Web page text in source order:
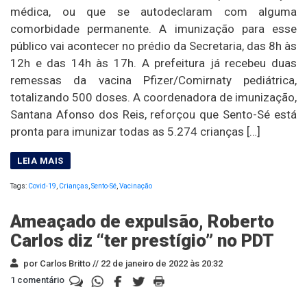
médica, ou que se autodeclaram com alguma
comorbidade permanente. A imunização para esse
público vai acontecer no prédio da Secretaria, das 8h às
12h e das 14h às 17h. A prefeitura já recebeu duas
remessas da vacina Pfizer/Comirnaty pediátrica,
totalizando 500 doses. A coordenadora de imunização,
Santana Afonso dos Reis, reforçou que Sento-Sé está
pronta para imunizar todas as 5.274 crianças […]
Tags: Covid-19 Crianças Sento-Sé Vacinação
Ameaçado de expulsão, Roberto
Carlos diz “ter prestígio” no PDT
por Carlos Britto // 22 de janeiro de 2022 às 20:32
1 comentário